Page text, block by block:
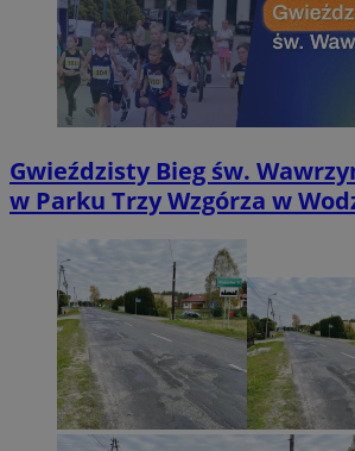
Gwieździsty Bieg św.
w Parku Trzy Wzgórza w